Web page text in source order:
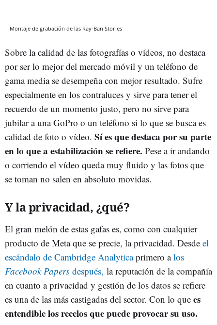
Montaje de grabación de las Ray-Ban Stories
Sobre la calidad de las fotografías o vídeos, no destaca
por ser lo mejor del mercado móvil y un teléfono de
gama media se desempeña con mejor resultado. Sufre
especialmente en los contraluces y sirve para tener el
recuerdo de un momento justo, pero no sirve para
jubilar a una GoPro o un teléfono si lo que se busca es
calidad de foto o vídeo. Sí es que destaca por su parte
en lo que a estabilización se refiere. Pese a ir andando
o corriendo el vídeo queda muy fluido y las fotos que
se toman no salen en absoluto movidas.
Y la privacidad, ¿qué?
El gran melón de estas gafas es, como con cualquier
producto de Meta que se precie, la privacidad. Desde el
escándalo de Cambridge Analyticaprimero alos
Facebook Papers después, la reputación de la compañía
en cuanto a privacidad y gestión de los datos se refiere
es una de las más castigadas del sector. Con lo que es
entendible los recelos que puede provocar su uso.